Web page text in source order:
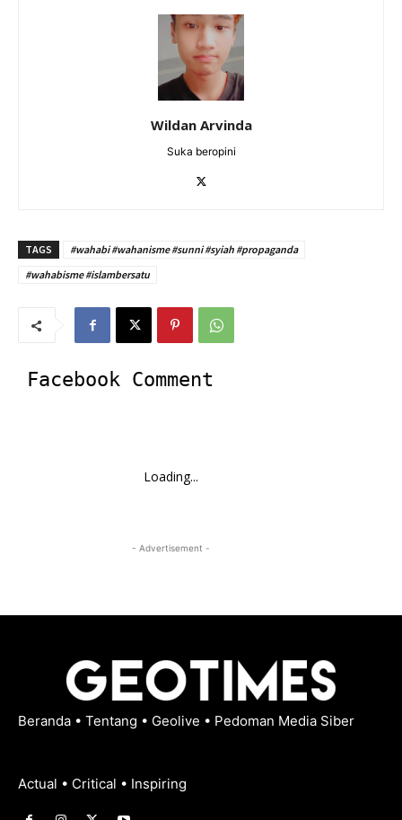
Wildan Arvinda
Suka beropini
TAGS
#wahabi #wahanisme #sunni #syiah #propaganda
#wahabisme #islambersatu
Facebook Comment
Loading...
- Advertisement -
Beranda • Tentang • Geolive • Pedoman Media Siber
Actual • Critical • Inspiring